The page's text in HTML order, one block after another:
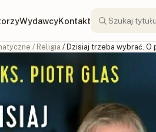
WydawcyKontakt
/ Religia / Dzisiaj trzeba wybrać. O